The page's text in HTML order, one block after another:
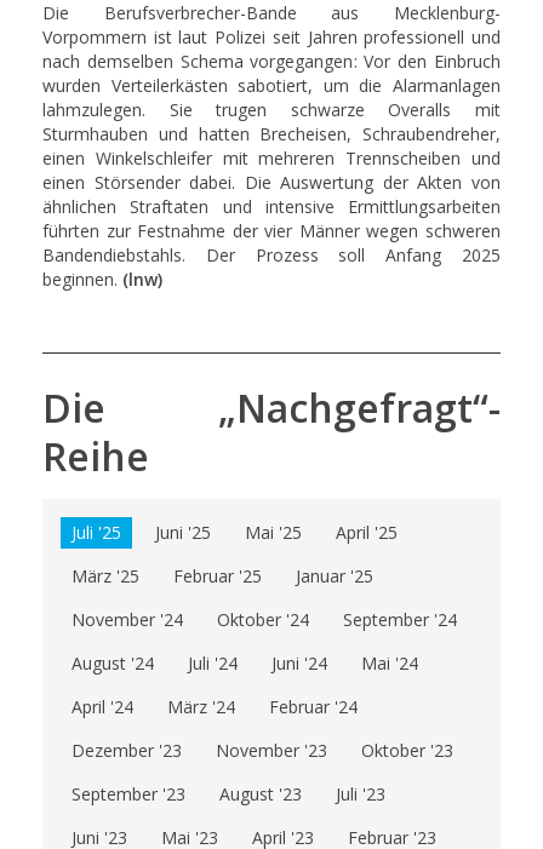
Die Berufsverbrecher-Bande aus Mecklenburg-
Vorpommern ist laut Polizei seit Jahren professionell und
nach demselben Schema vorgegangen: Vor den Einbruch
wurden Verteilerkästen sabotiert, um die Alarmanlagen
lahmzulegen. Sie trugen schwarze Overalls mit
Sturmhauben und hatten Brecheisen, Schraubendreher,
einen Winkelschleifer mit mehreren Trennscheiben und
einen Störsender dabei. Die Auswertung der Akten von
ähnlichen Straftaten und intensive Ermittlungsarbeiten
führten zur Festnahme der vier Männer wegen schweren
Bandendiebstahls. Der Prozess soll Anfang 2025
beginnen. (lnw)
Die „Nachgefragt“-
Reihe
Juli '25 Juni '25 Mai '25
April '25
März '25
Februar '25
Januar '25
November '24
Oktober '24
September '24
August '24
Juli '24 Juni '24
Mai '24
April '24
März '24
Februar '24
Dezember '23
November '23
Oktober '23
September '23
August '23
Juli '23
Juni '23
Mai '23 April '23 Februar '23